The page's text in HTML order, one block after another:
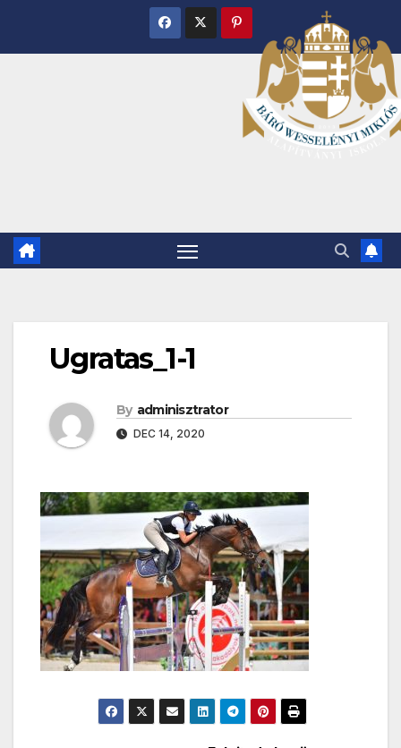
Ugratas_1-1
By adminisztrator
DEC 14, 2020